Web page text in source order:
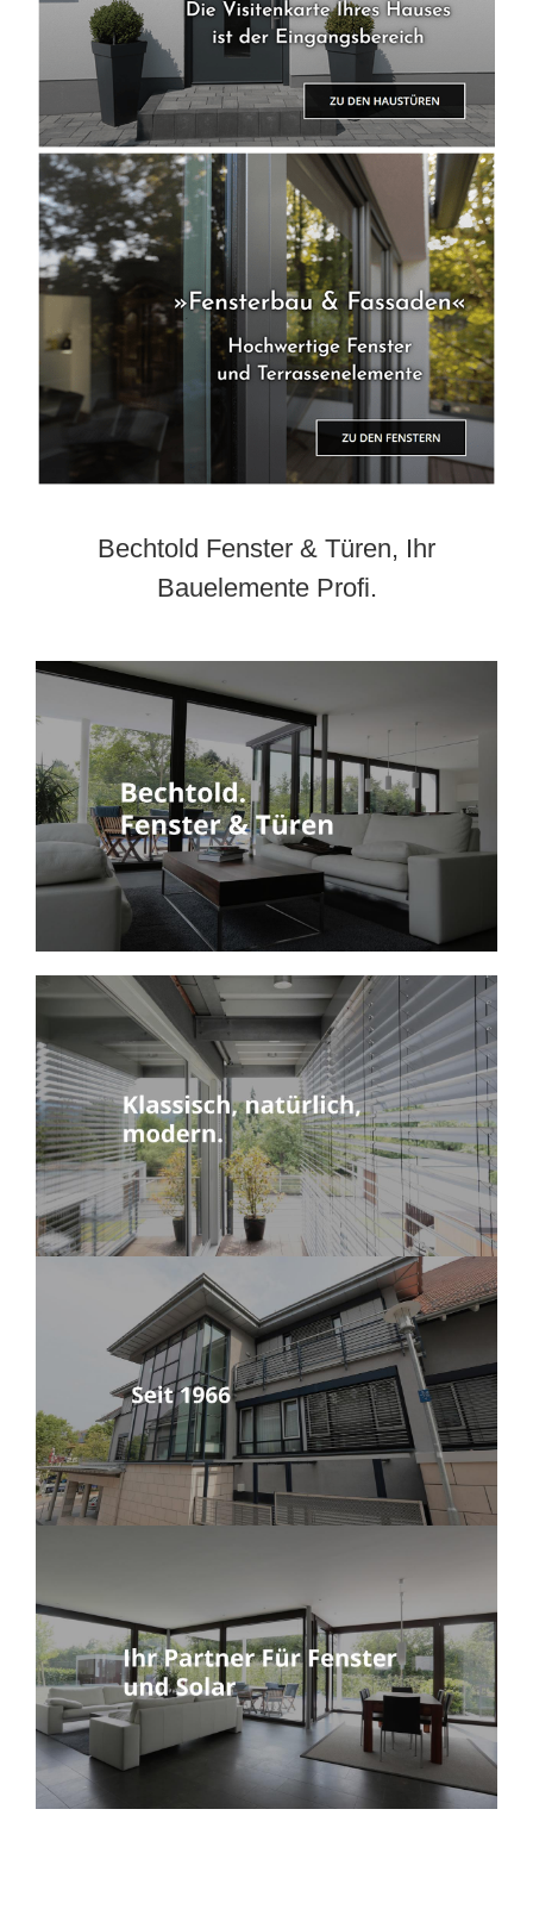
Bechtold Fenster & Türen, Ihr
Bauelemente Profi.